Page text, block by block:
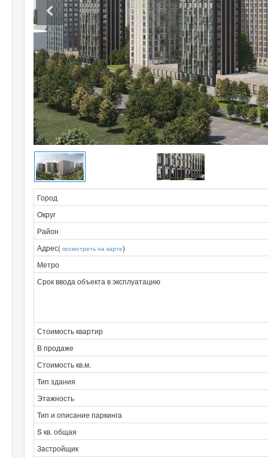
Город
Округ
Район
Адрес( посмотреть на карте)
Метро
Срок ввода объекта в эксплуатацию
Стоимость квартир
В продаже
Стоимость кв.м.
Тип здания
Этажность
Тип и описание паркинга
S кв. общая
Застройщик